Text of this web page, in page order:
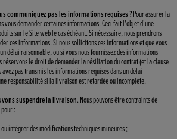
communiquez pas les informations requises?Pour assurer la
vous demander certaines informations. Ceci fait l'objet d'une
sur le Site web le cas échéant. Si nécessaire, nous prendrons
ces informations. Si nous sollicitons ces informations et que vous
délai raisonnable, ou si vous nous fournissez des informations
réservons le droit de demander la résiliation du contrat (et la clause
pas transmis les informations requises dans un délai
responsabilité si la livraison est retardée ou incomplète.
suspendre la livraison. Nous pouvons être contraints de
:
intégrer des modifications techniques mineures ;